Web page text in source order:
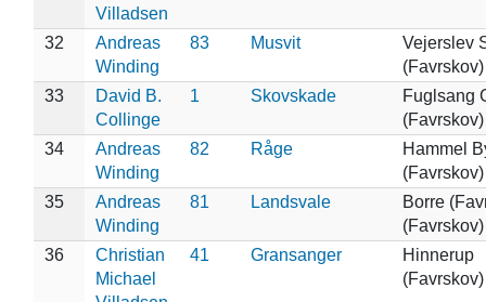
Villadsen
32
Andreas
Winding
83 Musvit
Vejerslev
(Favrskov)
33
David B.
Collinge
1 Skovskade
Fuglsang
(Favrskov)
34
Andreas
Winding
82 Råge
Hammel
(Favrskov)
35
Andreas
Winding
81 Landsvale
Borre
(Favrskov)
36
Christian
Michael
41 Gransanger
Hinnerup
(Favrskov)